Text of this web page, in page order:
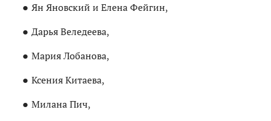
Ян Яновский и Елена Фейгин,
Дарья Веледеева,
Мария Лобанова,
Ксения Китаева,
Милана Пич,